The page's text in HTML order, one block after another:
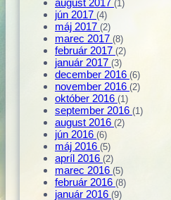
august 2017 (1)
jún 2017 (4)
máj 2017 (2)
marec 2017 (8)
február 2017 (2)
január 2017 (3)
december 2016 (6)
november 2016 (2)
október 2016 (1)
september 2016 (1)
august 2016 (2)
jún 2016 (6)
máj 2016 (5)
apríl 2016 (2)
marec 2016 (5)
február 2016 (8)
január 2016 (9)